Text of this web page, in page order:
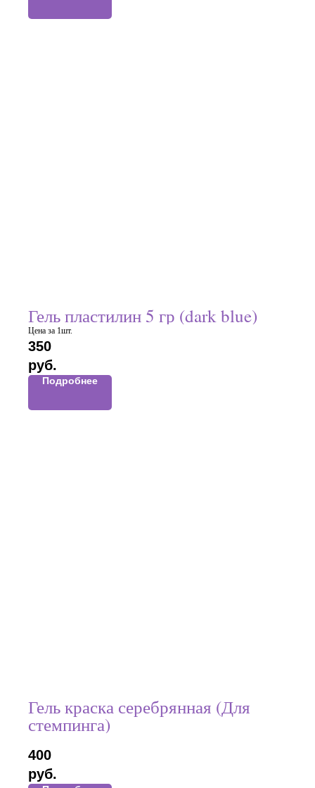
Гель пластилин 5 гр (dark blue)
Цена за 1шт.
350
руб.
Подробнее
Гель краска серебрянная (Для
стемпинга)
400
руб.